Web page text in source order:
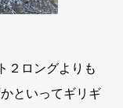
２ロングよりも
といってギリギ